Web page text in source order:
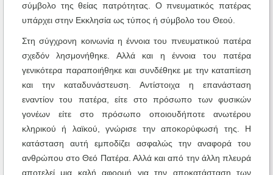
σύμβολο της θείας πατρότητας. Ο πνευματικός πατέρας
υπάρχει στην Εκκλησία ως τύπος ή σύμβολο του Θεού.
Στη σύγχρονη κοινωνία η έννοια του πνευματικού πατέρα
σχεδόν λησμονήθηκε. Αλλά και η έννοια του πατέρα
γενικότερα παραποιήθηκε και συνδέθηκε με την καταπίεση
και την καταδυνάστευση. Αντίστοιχα η επανάσταση
εναντίον του πατέρα, είτε στο πρόσωπο των φυσικών
γονέων είτε στο πρόσωπο οποιουδήποτε ανωτέρου
κληρικού ή λαϊκού, γνώρισε την αποκορύφωσή της. Η
κατάσταση αυτή εμποδίζει ασφαλώς την αναφορά του
ανθρώπου στο Θεό Πατέρα. Αλλά και από την άλλη πλευρά
αποτελεί μια καλή αφορμή για την αποκατάσταση των